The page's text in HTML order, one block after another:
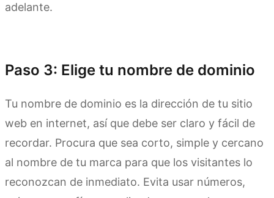
adelante.
Paso 3: Elige tu nombre de dominio
Tu nombre de dominio es la dirección de tu sitio
web en internet, así que debe ser claro y fácil de
recordar. Procura que sea corto, simple y cercano
al nombre de tu marca para que los visitantes lo
reconozcan de inmediato. Evita usar números,